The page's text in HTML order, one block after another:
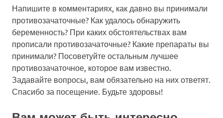
Напишите в комментариях, как давно вы принимали
противозачаточные? Как удалось обнаружить
беременность? При каких обстоятельствах вам
прописали противозачаточные? Какие препараты вы
принимали? Посоветуйте остальным лучшее
противозачаточное, которое вам известно.
Задавайте вопросы, вам обязательно на них ответят.
Спасибо за посещение. Будьте здоровы!